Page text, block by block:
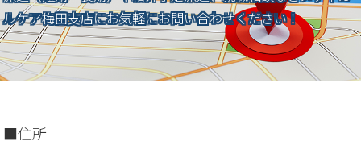
ルケア梅田支店にお気軽にお問い合わせください！
住所